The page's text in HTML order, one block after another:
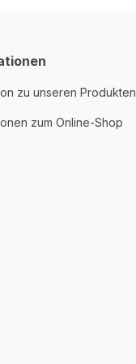
zu unseren Produkten
zum Online-Shop